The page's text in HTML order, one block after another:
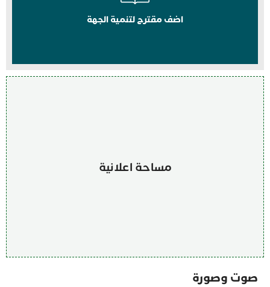
اضف مقترح لتنمية الجهة
مساحة اعلانية
صوت وصورة